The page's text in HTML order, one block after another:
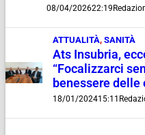
08/04/202622:19
ATTUALITÀ, SANITÀ
Ats Insubria,
“Focalizzarci
benessere delle
18/01/202415:11